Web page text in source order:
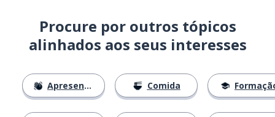
Procure por outros tópicos
alinhados aos seus interesses
Apresentações Comida